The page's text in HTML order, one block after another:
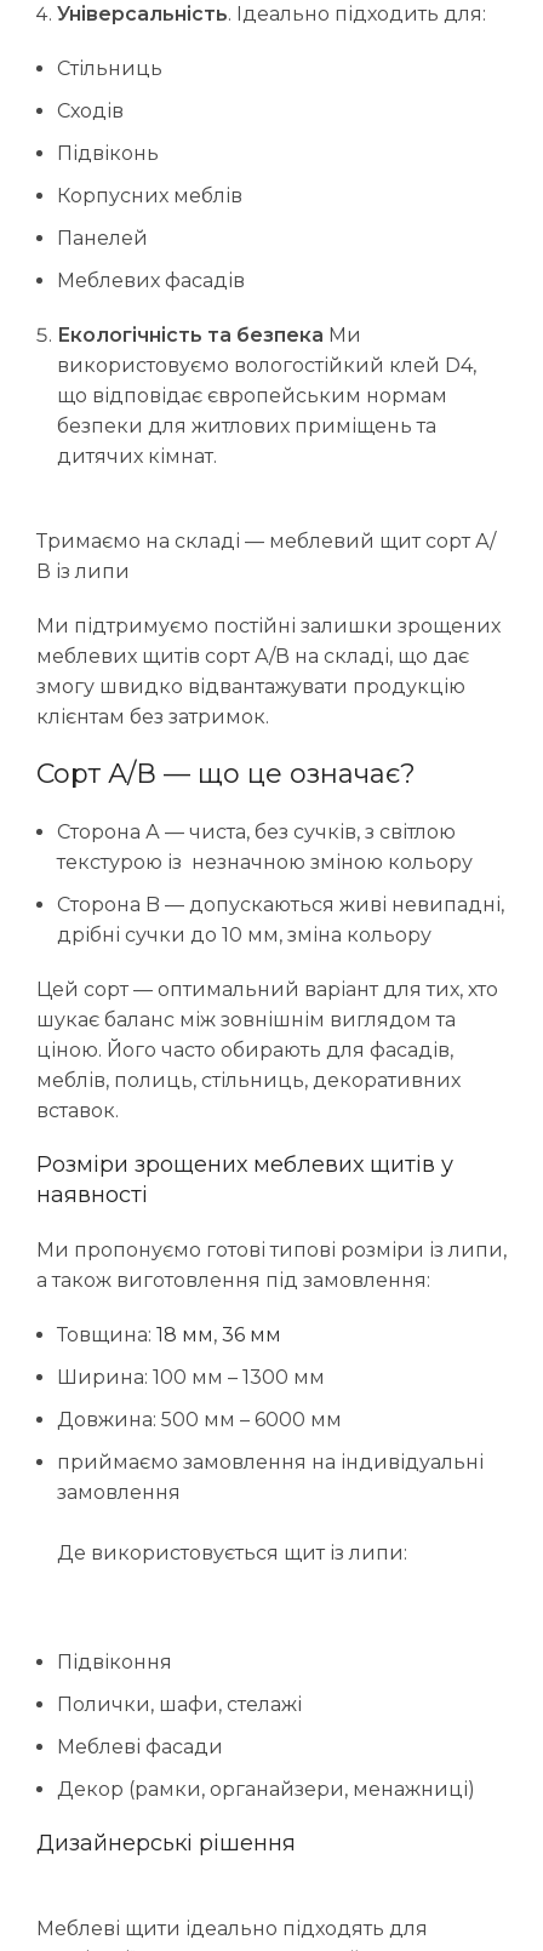
Універсальність. Ідеально підходить для:
Стільниць
Сходів
Підвіконь
Корпусних меблів
Панелей
Меблевих фасадів
Екологічність та безпека Ми
використовуємо вологостійкий клей D4,
що відповідає європейським нормам
безпеки для житлових приміщень та
дитячих кімнат.
Тримаємо на складі — меблевий щит сорт А/
В із липи
Ми підтримуємо постійні залишки зрощених
меблевих щитів сорт А/В на складі, що дає
змогу швидко відвантажувати продукцію
клієнтам без затримок.
Сорт А/В — що це означає?
Сторона А — чиста, без сучків, з світлою
текстурою із незначною зміною кольору
Сторона B — допускаються живі невипадні,
дрібні сучки до 10 мм, зміна кольору
Цей сорт — оптимальний варіант для тих, хто
шукає баланс між зовнішнім виглядом та
ціною. Його часто обирають для фасадів,
меблів, полиць, стільниць, декоративних
вставок.
Розміри зрощених меблевих щитів у
наявності
Ми пропонуємо готові типові розміри із липи,
а також виготовлення під замовлення:
Товщина: 18 мм, 36 мм
Ширина: 100 мм – 1300 мм
Довжина: 500 мм – 6000 мм
приймаємо замовлення на індивідуальні
замовлення
Де використовується щит із липи:
Підвіконня
Полички, шафи, стелажі
Меблеві фасади
Декор (рамки, органайзери, менажниці)
Дизайнерські рішення
Меблеві щити ідеально підходять для